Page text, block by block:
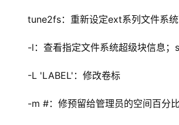
tune2fs：重新设定ext系列文件系
-l：查看指定文件系统超级块信息
-L 'LABEL'：修改卷标
-m #：修预留给管理员的空间百分比